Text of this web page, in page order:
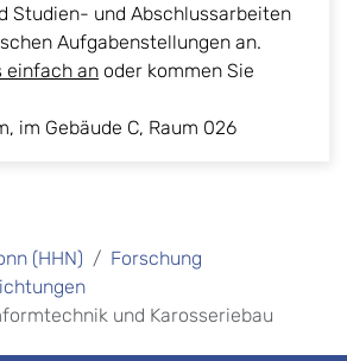
Studien- und Abschlussarbeiten
Aufgabenstellungen an.
einfach an oder kommen Sie
im Gebäude C, Raum 026
(HHN)
Forschung
und Karosseriebau